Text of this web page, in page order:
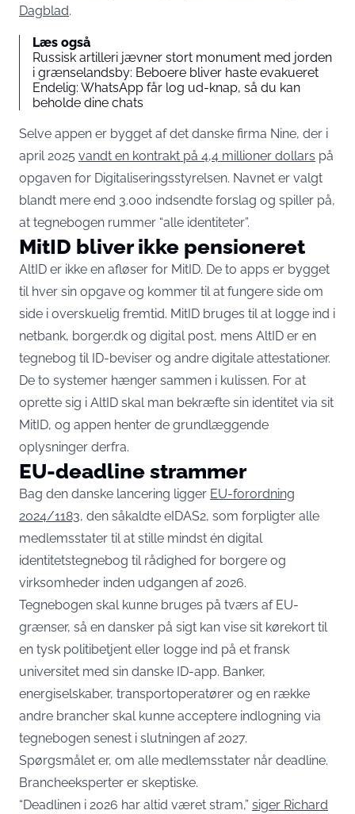
Dagblad.
Læs også
Russisk artilleri jævner stort monument med jorden
i grænselandsby: Beboere bliver haste evakueret
Endelig: WhatsApp får log ud-knap, så du kan
beholde dine chats
Selve appen er bygget af det danske firma Nine, der i
april 2025 vandt en kontrakt på 4,4 millioner dollars på
opgaven for Digitaliseringsstyrelsen. Navnet er valgt
blandt mere end 3.000 indsendte forslag og spiller på,
at tegnebogen rummer “alle identiteter”.
MitID bliver ikke pensioneret
AltID er ikke en afløser for MitID. De to apps er bygget
til hver sin opgave og kommer til at fungere side om
side i overskuelig fremtid. MitID bruges til at logge ind i
netbank, borger.dk og digital post, mens AltID er en
tegnebog til ID-beviser og andre digitale attestationer.
De to systemer hænger sammen i kulissen. For at
oprette sig i AltID skal man bekræfte sin identitet via sit
MitID, og appen henter de grundlæggende
oplysninger derfra.
EU-deadline strammer
Bag den danske lancering ligger EU-forordning
2024/1183, den såkaldte eIDAS2, som forpligter alle
medlemsstater til at stille mindst én digital
identitetstegnebog til rådighed for borgere og
virksomheder inden udgangen af 2026.
Tegnebogen skal kunne bruges på tværs af EU-
grænser, så en dansker på sigt kan vise sit kørekort til
en tysk politibetjent eller logge ind på et fransk
universitet med sin danske ID-app. Banker,
energiselskaber, transportoperatører og en række
andre brancher skal kunne acceptere indlogning via
tegnebogen senest i slutningen af 2027.
Spørgsmålet er, om alle medlemsstater når deadline.
Brancheeksperter er skeptiske.
“Deadlinen i 2026 har altid været stram,” siger Richard